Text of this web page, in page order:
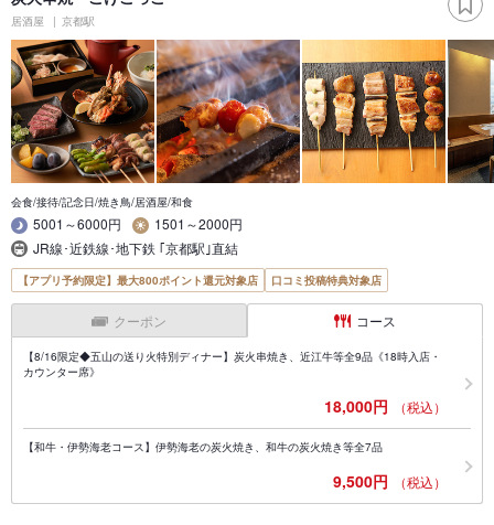
居酒屋 京都駅
会食/接待/記念日/焼き鳥/居酒屋/和食
5001～6000円
1501～2000円
JR線･近鉄線･地下鉄 ｢京都駅｣直結
【アプリ予約限定】最大800ポイント還元対象店 口コミ投稿特典対象店
クーポン コース
【8/16限定◆五山の送り火特別ディナー】炭火串焼き、近江牛等全9品《18時入店・
カウンター席》
18,000円 （税込）
【和牛・伊勢海老コース】伊勢海老の炭火焼き、和牛の炭火焼き等全7品
9,500円 （税込）